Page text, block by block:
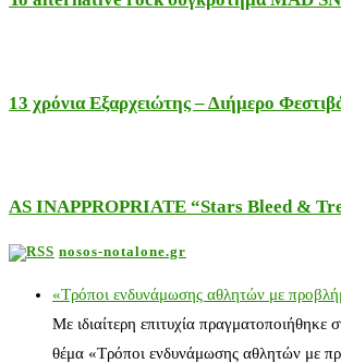
13 χρόνια Εξαρχειώτης – Διήμερο
AS INAPPROPRIATE “Stars Bleed &
nosos-notalone.gr
«Τρόποι ενδυνάμωσης αθλητών με
Με ιδιαίτερη επιτυχία
θέμα «Τρόποι ενδυνάμωσης αθλητών με